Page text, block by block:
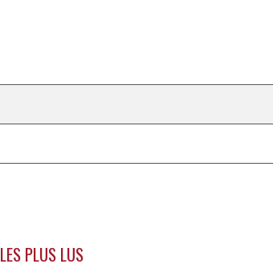
LES PLUS LUS